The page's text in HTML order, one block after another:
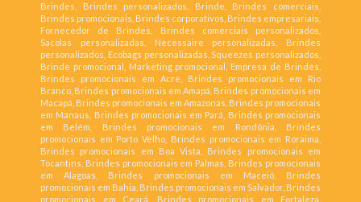
Brindes, Brindes personalizados, Brinde, Brindes comerciais,
Brindes promocionais, Brindes corporativos, Brindes empresariais,
Fornecedor de Brindes, Brindes comerciais personalizados,
Sacolas personalizadas, Necessaire personalizadas, Brindes
personalizados, Ecobags personalizadas, Squeezes personalizados,
Brinde promocional, Marketing promocional, Empresa de Brindes,
Brindes promocionais em Acre, Brindes promocionais em Rio
Branco, Brindes promocionais em Amapá, Brindes promocionais em
Macapá, Brindes promocionais em Amazonas, Brindes promocionais
em Manaus, Brindes promocionais em Pará, Brindes promocionais
em Belém, Brindes promocionais em Rondônia, Brindes
promocionais em Porto Velho, Brindes promocionais em Roraima,
Brindes promocionais em Boa Vista, Brindes promocionais em
Tocantins, Brindes promocionais em Palmas, Brindes promocionais
em Alagoas, Brindes promocionais em Maceió, Brindes
promocionais em Bahia, Brindes promocionais em Salvador, Brindes
promocionais em Ceará, Brindes promocionais em Fortaleza,